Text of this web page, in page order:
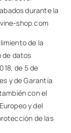
durante la
shop.com
de la
de datos
de 5 de
y de Garantía
con el
y del
de las